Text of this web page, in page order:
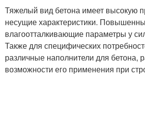
Тяжелый вид бетона имеет высокую
несущие характеристики.
влагоотталкивающие параметры у
Также для специфических
различные наполнители для
возможности его применения при